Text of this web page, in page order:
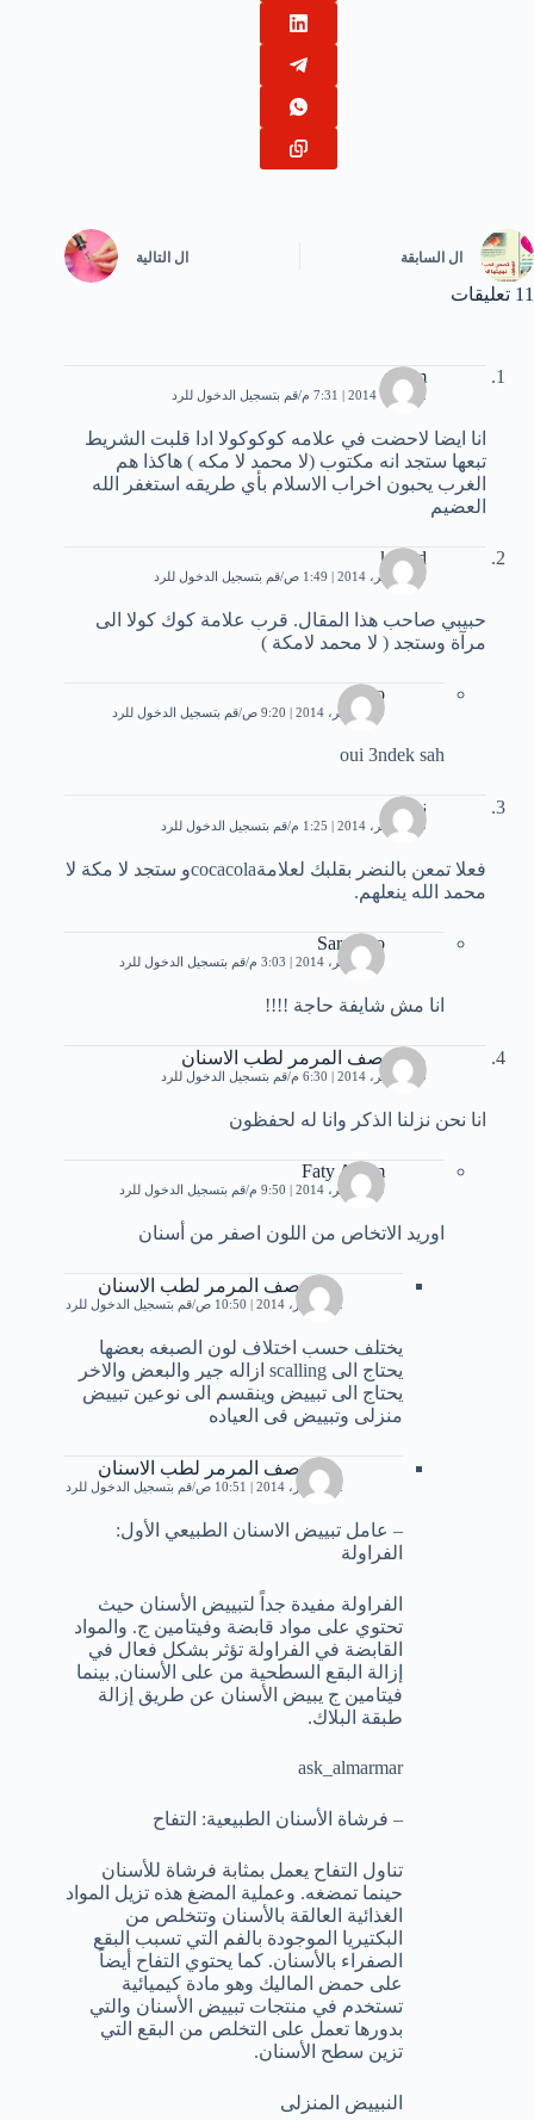
ال السابقة ال التالية
11 تعليقات
salem
2 أكتوبر، 2014 | 7:31 م قم بتسجيل الدخول للرد
انا ايضا لاحضت في علامه كوكوكولا ادا قلبت الشريط
تبعها ستجد انه مكتوب (لا محمد لا مكه ) هاكذا هم
الغرب يحبون اخراب الاسلام بأي طريقه استغفر الله
العضيم
khalid
19 نوفمبر، 2014 | 1:49 ص قم بتسجيل الدخول للرد
حبيبي صاحب هذا المقال. قرب علامة كوك كولا الى
مرآة وستجد ( لا محمد لامكة )
nasro
19 نوفمبر، 2014 | 9:20 ص قم بتسجيل الدخول للرد
oui 3ndek sah
نور
19 نوفمبر، 2014 | 1:25 م قم بتسجيل الدخول للرد
فعلا تمعن بالنضر بقلبك لعلامةcocacolaو ستجد لا مكة لا
محمد الله ينعلهم.
Sara Soo
19 نوفمبر، 2014 | 3:03 م قم بتسجيل الدخول للرد
انا مش شايفة حاجة !!!!
مستوصف المرمر لطب الاسنان
19 نوفمبر، 2014 | 6:30 م قم بتسجيل الدخول للرد
انا نحن نزلنا الذكر وانا له لحفظون
Faty Adam
29 نوفمبر، 2014 | 9:50 م قم بتسجيل الدخول للرد
اوريد الاتخاص من اللون اصفر من أسنان
مستوصف المرمر لطب الاسنان
2 ديسمبر، 2014 | 10:50 ص قم بتسجيل الدخول للرد
يختلف حسب اختلاف لون الصبغه بعضها
يحتاج الى scalling ازاله جير والبعض والاخر
يحتاج الى تبييض وينقسم الى نوعين تبييض
منزلى وتبييض فى العياده
مستوصف المرمر لطب الاسنان
2 ديسمبر، 2014 | 10:51 ص قم بتسجيل الدخول للرد
– عامل تبييض الاسنان الطبيعي الأول:
الفراولة
الفراولة مفيدة جداً لتبييض الأسنان حيث
تحتوي على مواد قابضة وفيتامين ج. والمواد
القابضة في الفراولة تؤثر بشكل فعال في
إزالة البقع السطحية من على الأسنان, بينما
فيتامين ج يبيض الأسنان عن طريق إزالة
طبقة البلاك.
ask_almarmar
– فرشاة الأسنان الطبيعية: التفاح
تناول التفاح يعمل بمثابة فرشاة للأسنان
حينما تمضغه. وعملية المضغ هذه تزيل المواد
الغذائية العالقة بالأسنان وتتخلص من
البكتيريا الموجودة بالفم التي تسبب البقع
الصفراء بالأسنان. كما يحتوي التفاح أيضاً
على حمض الماليك وهو مادة كيميائية
تستخدم في منتجات تبييض الأسنان والتي
بدورها تعمل على التخلص من البقع التي
تزين سطح الأسنان.
النبييض المنزلى